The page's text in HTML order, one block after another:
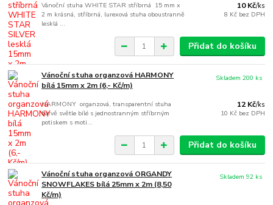
Vánoční stuha WHITE STAR stříbrná 15 mm x
2 m krásná, stříbrná, lurexová stuha oboustranně
lesklá ...
10 Kč/ks
8 Kč bez DPH
Přidat do košíku
Vánoční stuha organzová HARMONY
bílá 15mm x 2m (6,- Kč/m)
HARMONY organzová, transparentní stuha
barvě světle bílé s jednostranným stříbrným
potiskem s moti...
12 Kč/ks
10 Kč bez DPH
Skladem 200 ks
Přidat do košíku
Vánoční stuha organzová ORGANDY
SNOWFLAKES bílá 25mm x 2m (8,50
Kč/m)
Skladem 92 ks